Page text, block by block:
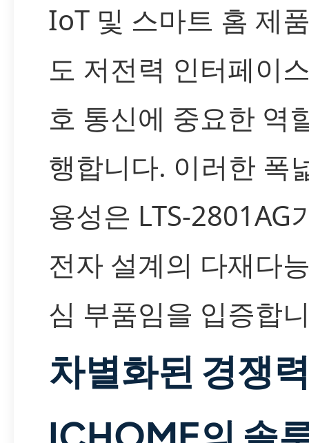
IoT 및 스마트 홈 제
도 저전력 인터페이
호 통신에 중요한 역
행합니다. 이러한 폭
용성은 LTS-2801AG
전자 설계의 다재다
심 부품임을 입증합
차별화된 경쟁